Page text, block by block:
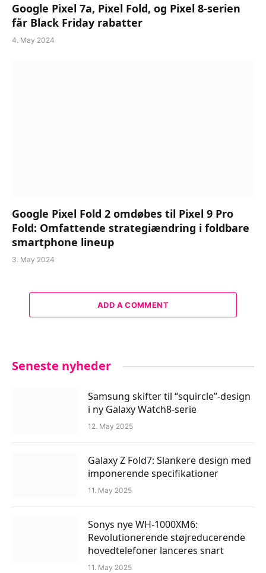
Google Pixel 7a, Pixel Fold, og Pixel 8-serien
får Black Friday rabatter
4. May 2024
Google Pixel Fold 2 omdøbes til Pixel 9 Pro
Fold: Omfattende strategiændring i foldbare
smartphone lineup
3. May 2024
ADD A COMMENT
Seneste nyheder
Samsung skifter til “squircle”-design
i ny Galaxy Watch8-serie
12. May 2025
Galaxy Z Fold7: Slankere design med
imponerende specifikationer
11. May 2025
Sonys nye WH-1000XM6:
Revolutionerende støjreducerende
hovedtelefoner lanceres snart
11. May 2025